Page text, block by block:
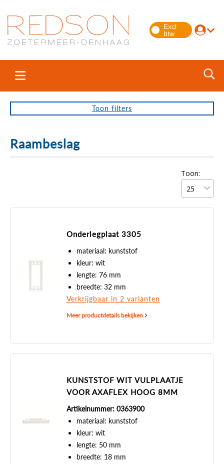
Toon filters
Raambeslag
Toon:
Onderlegplaat 3305
materiaal: kunststof
kleur: wit
lengte: 76 mm
breedte: 32 mm
Verkrijgbaar in 2 varianten
Meer productdetails bekijken
KUNSTSTOF WIT VULPLAATJE
VOOR AXAFLEX HOOG 8MM
Artikelnummer: 0363900
materiaal: kunststof
kleur: wit
lengte: 50 mm
breedte: 18 mm